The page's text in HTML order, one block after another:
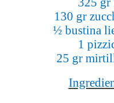
130 gr
½ bustina
1
25 gr